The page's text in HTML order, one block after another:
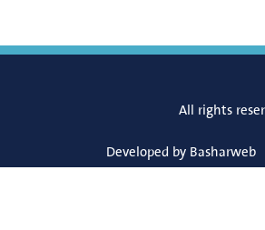
All rights
Developed by Basharweb